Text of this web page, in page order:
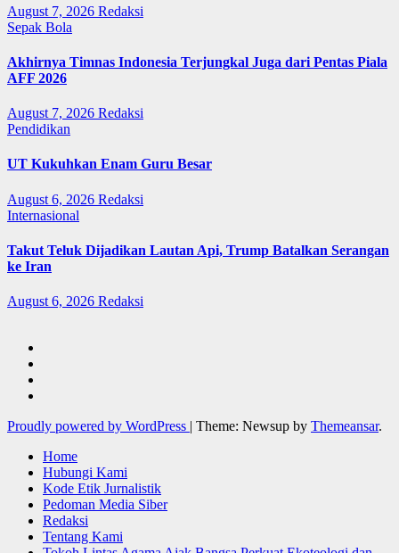
August 7, 2026 Redaksi
Sepak Bola
Akhirnya Timnas Indonesia Terjungkal Juga dari Pentas Piala
AFF 2026
August 7, 2026 Redaksi
Pendidikan
UT Kukuhkan Enam Guru Besar
August 6, 2026 Redaksi
Internasional
Takut Teluk Dijadikan Lautan Api, Trump Batalkan Serangan
ke Iran
August 6, 2026 Redaksi
Proudly powered by WordPress | Theme: Newsup by Themeansar.
Home
Hubungi Kami
Kode Etik Jurnalistik
Pedoman Media Siber
Redaksi
Tentang Kami